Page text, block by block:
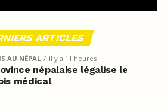
ARTICLES
AU NÉPAL il y a 11 heures
népalaise légalise le
médical